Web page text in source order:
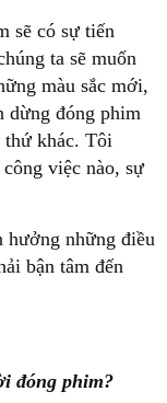
sẽ có sự tiến
ta sẽ muốn
màu sắc mới,
dừng đóng phim
thứ khác. Tôi
việc nào, sự
hưởng những điều
bận tâm đến
đóng phim?